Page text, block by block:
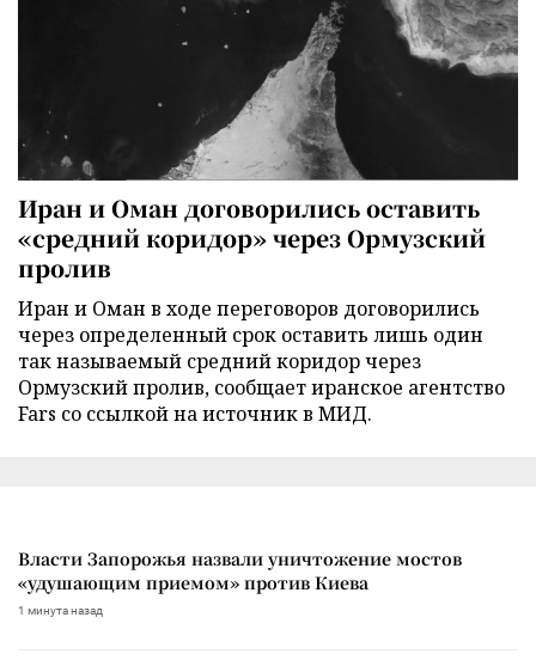
Иран и Оман договорились оставить
«средний коридор» через Ормузский
пролив
Иран и Оман в ходе переговоров договорились
через определенный срок оставить лишь один
так называемый средний коридор через
Ормузский пролив, сообщает иранское агентство
Fars со ссылкой на источник в МИД.
Власти Запорожья назвали уничтожение мостов
«удушающим приемом» против Киева
1 минута назад